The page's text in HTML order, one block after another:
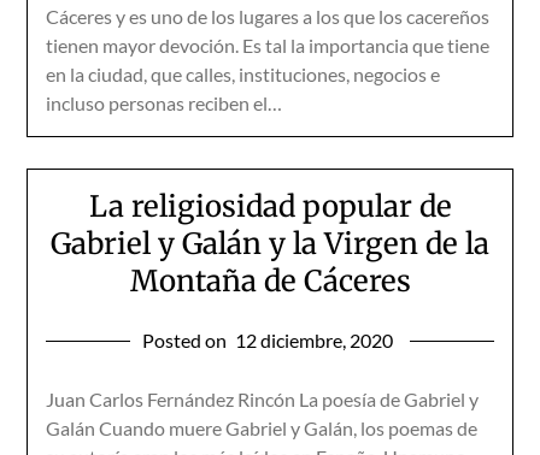
Cáceres y es uno de los lugares a los que los cacereños
tienen mayor devoción. Es tal la importancia que tiene
en la ciudad, que calles, instituciones, negocios e
incluso personas reciben el…
La religiosidad popular de
Gabriel y Galán y la Virgen de la
Montaña de Cáceres
Posted on 12 diciembre, 2020
Juan Carlos Fernández Rincón La poesía de Gabriel y
Galán Cuando muere Gabriel y Galán, los poemas de